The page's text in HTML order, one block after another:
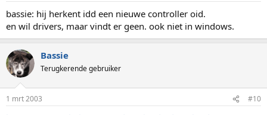
bassie: hij herkent idd een nieuwe controller oid.
en wil drivers, maar vindt er geen. ook niet in windows.
Bassie
Terugkerende gebruiker
1 mrt 2003 #10